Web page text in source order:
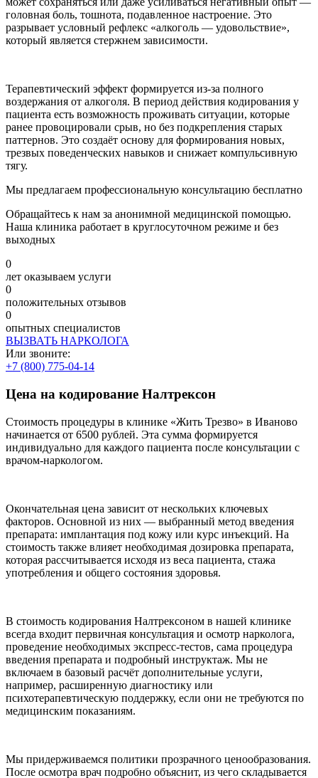
головная боль, тошнота, подавленное настроение. Это
разрывает условный рефлекс «алкоголь — удовольствие»,
который является стержнем зависимости.
Терапевтический эффект формируется из-за полного
воздержания от алкоголя. В период действия кодирования у
пациента есть возможность проживать ситуации, которые
ранее провоцировали срыв, но без подкрепления старых
паттернов. Это создаёт основу для формирования новых,
трезвых поведенческих навыков и снижает компульсивную
тягу.
Мы предлагаем профессиональную консультацию бесплатно
Обращайтесь к нам за анонимной медицинской помощью.
Наша клиника работает в круглосуточном режиме и без
выходных
0
лет оказываем услуги
0
положительных отзывов
0
опытных специалистов
ВЫЗВАТЬ НАРКОЛОГА
Или звоните:
+7 (800) 775-04-14
Цена на кодирование Налтрексон
Стоимость процедуры в клинике «Жить Трезво» в Иваново
начинается от 6500 рублей. Эта сумма формируется
индивидуально для каждого пациента после консультации с
врачом-наркологом.
Окончательная цена зависит от нескольких ключевых
факторов. Основной из них — выбранный метод введения
препарата: имплантация под кожу или курс инъекций. На
стоимость также влияет необходимая дозировка препарата,
которая рассчитывается исходя из веса пациента, стажа
употребления и общего состояния здоровья.
В стоимость кодирования Налтрексоном в нашей клинике
всегда входит первичная консультация и осмотр нарколога,
проведение необходимых экспресс-тестов, сама процедура
введения препарата и подробный инструктаж. Мы не
включаем в базовый расчёт дополнительные услуги,
например, расширенную диагностику или
психотерапевтическую поддержку, если они не требуются по
медицинским показаниям.
Мы придерживаемся политики прозрачного ценообразования.
После осмотра врач подробно объяснит, из чего складывается